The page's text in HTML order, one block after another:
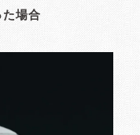
場合